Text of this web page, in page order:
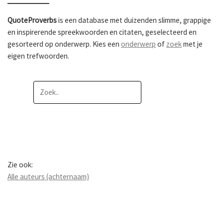
QuoteProverbsis een database met duizenden slimme, grappige
en inspirerende spreekwoorden en citaten, geselecteerd en
gesorteerd op onderwerp. Kies een onderwerp of zoekmet je
eigen trefwoorden.
Zie ook:
Alle auteurs (achternaam)